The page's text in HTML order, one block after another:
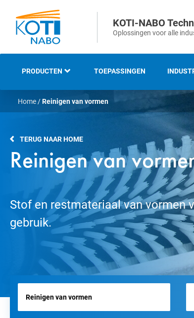
KOTI-NABO
Oplossingen voor alle
PRODUCTEN
STRIP- EN
AFDICHTINGSBORSTELS
VEEG- EN
ONKRUIDBORSTELS
VLIEGVELDBORSTELS
WERKTUIGBORSTELS
ALLE PRODUCTEN
TOEPASSINGEN
Home /Reinigen van vormen
TERUG NAAR HOME
Reinigen van
Stof en restmateriaal van vormen
gebruik.